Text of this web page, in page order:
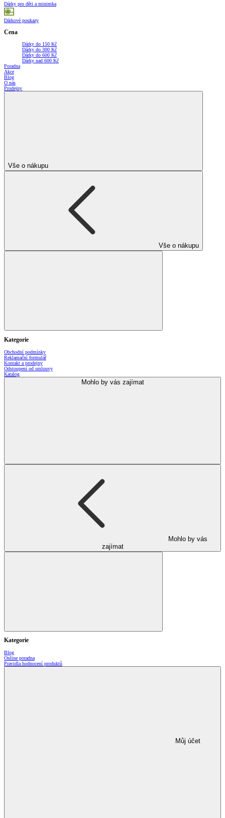
Dárky pro děti a minimka
Dárkové poukazy
Cena
Dárky do 150 Kč
Dárky do 300 Kč
Dárky do 600 Kč
Dárky nad 600 Kč
Poradna
Akce
Blog
O nás
Prodejny
Vše o nákupu
Vše o nákupu
Kategorie
Obchodní podmínky
Reklamační formulář
Kontakt a prodejny
Odstoupení od smlouvy
Katalog
Mohlo by vás zajímat
Mohlo by vás
zajímat
Kategorie
Blog
Online poradna
Pravidla hodnocení produktů
Můj účet